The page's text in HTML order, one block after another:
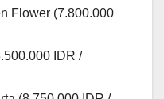
Flower (7.800.000
IDR /